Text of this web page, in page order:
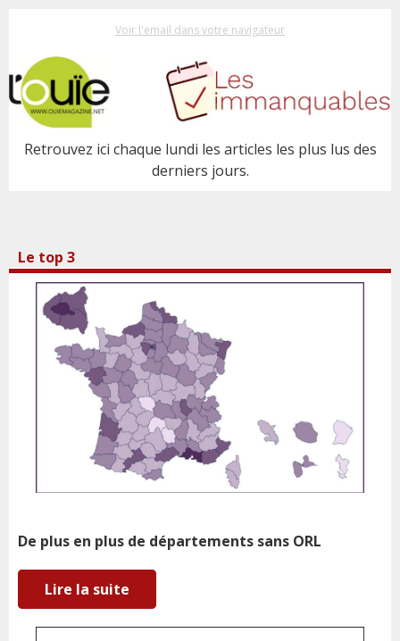
Voir l'email dans votre navigateur
Retrouvez ici chaque lundi les articles les plus lus des
derniers jours.
Le top 3
De plus en plus de départements sans ORL
Lire la suite